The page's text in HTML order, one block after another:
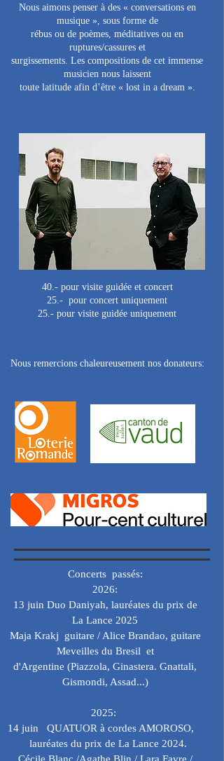
Nous aimons penser à des « conversations en
musique », sous forme de
rébus ou de poèmes, méditatives ou en
ruptures/cassures et
surgissements. Les compositions de cet immense
musicien nous laissent
toute latitude afin d’être « lost in a dream ».
40.- pour visite guidée et concert
25.- pour concert uniquement
25.- pour visite guidée uniquement
Nous remercions chaleureusement nos donateurs:
Concerts passés:
2026:
13 juin Duo Daniyah, lauréates du prix de
La Lance 2025
Maja Krakj guitare / Alice Brandao, guitare
Meveilles du Bresil et
d'Argentine (Piazzola, Ginastera. Gnattali,
Gismondi, Assad...)
2025:
14 juin
QUATUOR à cordes AMOROSO,
lauréates du prix de La Lance 2024.